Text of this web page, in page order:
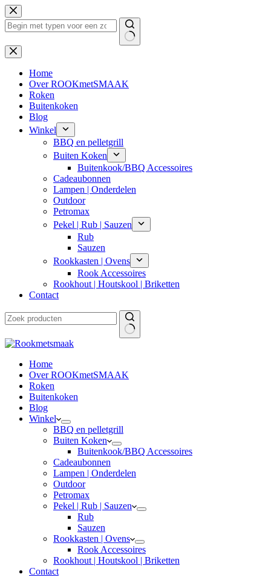
Ga
naar
de
Geen
resultaten
Home
Over ROOKmetSMAAK
Roken
Buitenkoken
Blog
Winkel
BBQ en pelletgrill
Buiten Koken
Buitenkook/BBQ Accessoires
Cadeaubonnen
Lampen | Onderdelen
Outdoor
Petromax
Pekel | Rub | Sauzen
Rub
Sauzen
Rookkasten | Ovens
Rook Accessoires
Rookhout | Houtskool | Briketten
Contact
Home
Over ROOKmetSMAAK
Roken
Buitenkoken
Blog
Winkel
BBQ en pelletgrill
Buiten Koken
Buitenkook/BBQ Accessoires
Cadeaubonnen
Lampen | Onderdelen
Outdoor
Petromax
Pekel | Rub | Sauzen
Rub
Sauzen
Rookkasten | Ovens
Rook Accessoires
Rookhout | Houtskool | Briketten
Contact